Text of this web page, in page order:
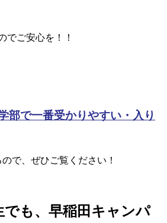
でご安心を！！
部で一番受かりやすい・入り
で、ぜひご覧ください！
でも、早稲田キャンパ